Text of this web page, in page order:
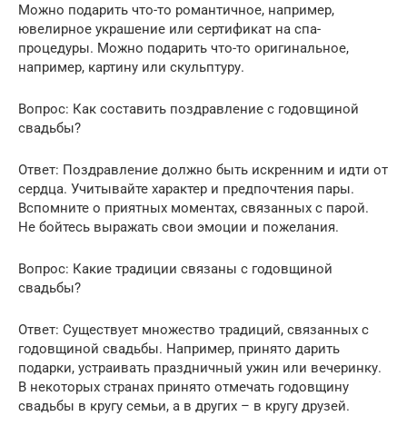
Можно подарить что-то романтичное, например,
ювелирное украшение или сертификат на спа-
процедуры. Можно подарить что-то оригинальное,
например, картину или скульптуру.
Вопрос: Как составить поздравление с годовщиной
свадьбы?
Ответ: Поздравление должно быть искренним и идти от
сердца. Учитывайте характер и предпочтения пары.
Вспомните о приятных моментах, связанных с парой.
Не бойтесь выражать свои эмоции и пожелания.
Вопрос: Какие традиции связаны с годовщиной
свадьбы?
Ответ: Существует множество традиций, связанных с
годовщиной свадьбы. Например, принято дарить
подарки, устраивать праздничный ужин или вечеринку.
В некоторых странах принято отмечать годовщину
свадьбы в кругу семьи, а в других – в кругу друзей.